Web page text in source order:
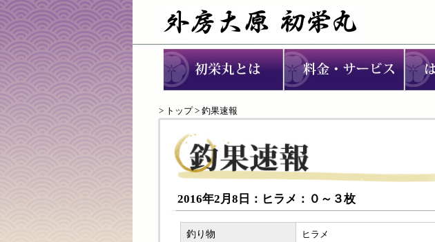
> トップ> 釣果速報
2016年2月8日：ヒラメ：０～３枚
釣り物 ヒラメ